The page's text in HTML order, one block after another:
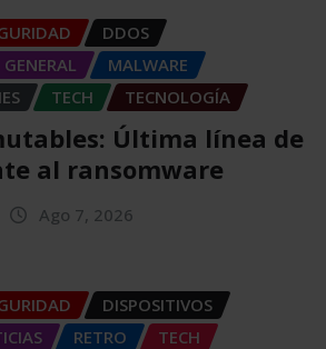
DDOS
GENERAL
MALWARE
TECH TECNOLOGÍA
Última línea de
al ransomware
Ago 7, 2026
DISPOSITIVOS
RETRO
TECH